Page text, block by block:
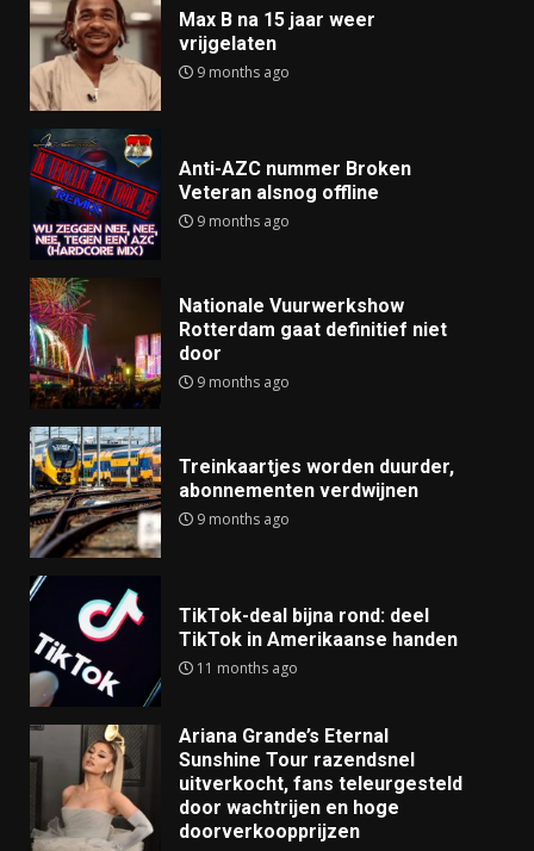
Max B na 15 jaar weer
vrijgelaten
9 months ago
Anti-AZC nummer Broken
Veteran alsnog offline
9 months ago
Nationale Vuurwerkshow
Rotterdam gaat definitief niet
door
9 months ago
Treinkaartjes worden duurder,
abonnementen verdwijnen
9 months ago
TikTok-deal bijna rond: deel
TikTok in Amerikaanse handen
11 months ago
Ariana Grande’s Eternal
Sunshine Tour razendsnel
uitverkocht, fans teleurgesteld
door wachtrijen en hoge
doorverkoopprijzen